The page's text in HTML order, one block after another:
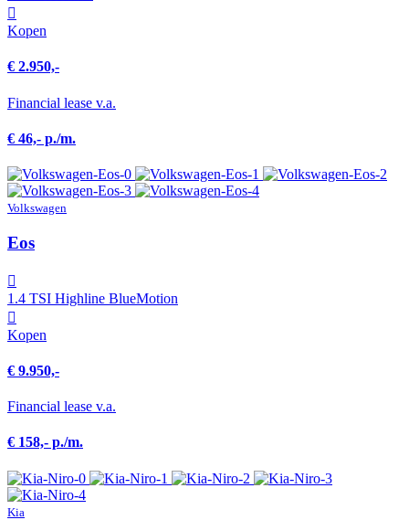
Kopen
€ 2.950,-
Financial lease v.a.
€ 46,- p./m.
Volkswagen
Eos
1.4 TSI Highline BlueMotion
Kopen
€ 9.950,-
Financial lease v.a.
€ 158,- p./m.
Kia